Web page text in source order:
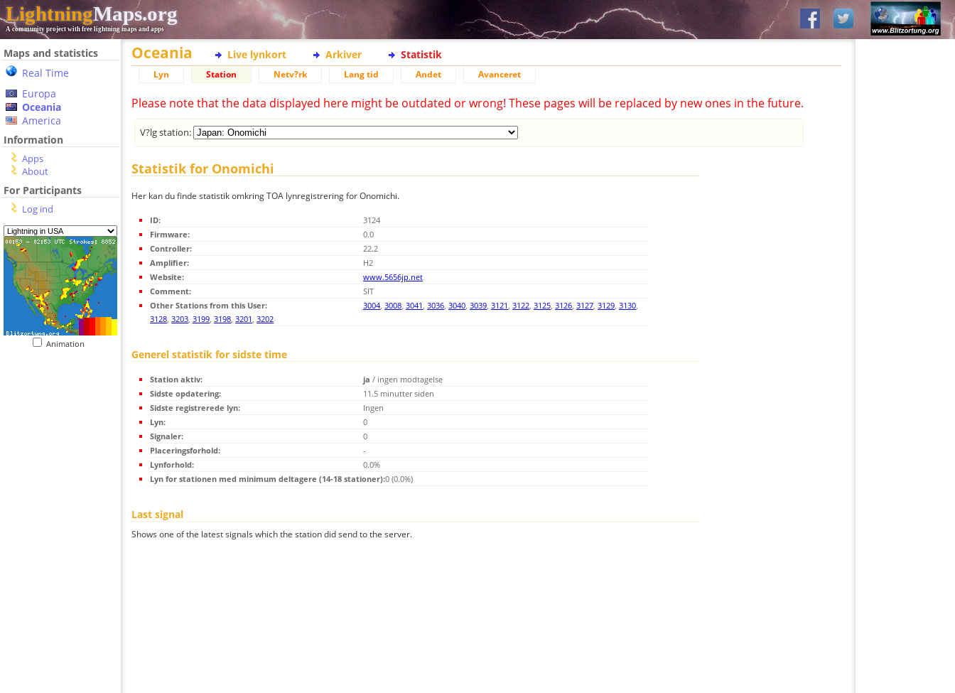
LightningMaps.org
A community project with free lightning maps and apps
Maps and statistics
Real Time
Europa
Oceania
America
Information
Apps
About
For Participants
Log ind
Animation
Oceania Live lynkort Arkiver Statistik
Lyn Station Netv?rk Lang tid Andet Avanceret
Please note that the data displayed here might be outdated or wrong! These pages will be replaced by new ones in the future.
V?lg station:
Statistik for Onomichi
Her kan du finde statistik omkring TOA lynregistrering for Onomichi.
ID:
3124
Firmware:
0.0
Controller:
22.2
Amplifier:
H2
Website:
www.5656jp.net
Comment:
SIT
Other Stations from this User:
3004, 3008, 3041, 3036, 3040, 3039, 3121, 3122, 3125, 3126, 3127, 3129, 3130,
3128, 3203, 3199, 3198, 3201, 3202
Generel statistik for sidste time
Station aktiv: ja / ingen modtagelse
Sidste opdatering:
11.5 minutter siden
Sidste registrerede lyn:
Ingen
Lyn:
0
Signaler:
0
Placeringsforhold:
-
Lynforhold:
0.0%
Lyn for stationen med minimum deltagere (14-18 stationer):0 (0.0%)
Last signal
Shows one of the latest signals which the station did send to the server.